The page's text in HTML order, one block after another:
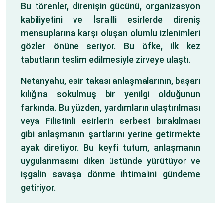
Bu törenler, direnişin gücünü, organizasyon
kabiliyetini ve İsrailli esirlerde direniş
mensuplarına karşı oluşan olumlu izlenimleri
gözler önüne seriyor. Bu öfke, ilk kez
tabutların teslim edilmesiyle zirveye ulaştı.
Netanyahu, esir takası anlaşmalarının, başarı
kılığına sokulmuş bir yenilgi olduğunun
farkında. Bu yüzden, yardımların ulaştırılması
veya Filistinli esirlerin serbest bırakılması
gibi anlaşmanın şartlarını yerine getirmekte
ayak diretiyor. Bu keyfi tutum, anlaşmanın
uygulanmasını diken üstünde yürütüyor ve
işgalin savaşa dönme ihtimalini gündeme
getiriyor.